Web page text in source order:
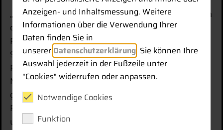
„Dieser Aspekt war uns sehr wichtig“, so Thies. Auch
die Plattform Leica ConX bezeichnet er als weiteren
Pluspunkt zur Steigerung der Flexibilität und
Schnelligkeit. Änderungsanpassungen in den
Plänen können umgehend per Knopfdruck auf die
Maschine gebracht werden, während zugleich
gespeicherte Punkte aus der Maschine in die
Plattform übertragen werden können. So lässt sich
unkompliziert das Aufmaß für die
Anzeigen- und Inhaltsmessung. Weitere
Informationen über die Verwendung Ihrer
Daten finden Sie in
unserer Datenschutzerklärung . Sie können Ihre
Auswahl jederzeit in der Fußzeile unter
"Cookies" widerrufen oder anpassen.
Notwendige Cookies
Funktion